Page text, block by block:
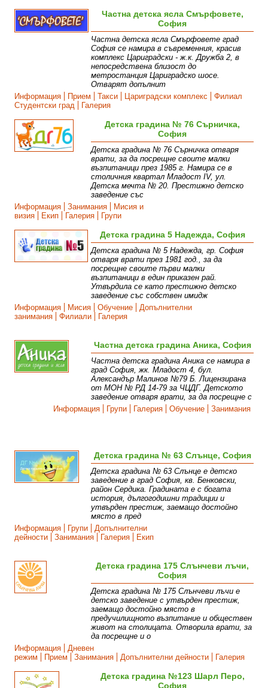
Частна детска ясла Смърфовете,
София
Частна детска ясла Смърфовете град
София се намира в съвременния, красив
комплекс Цариградски - ж.к. Дружба 2, в
непосредствена близост до
метростанция Цариградско шосе.
Отварят допълнит
Информация
Прием Такси Цариградски комплекс
Филиал
Студентски град
Галерия
Детска градина № 76 Сърничка,
София
Детска градина № 76 Сърничка отваря
врати, за да посрещне своите малки
възпитаници през 1985 г. Намира се в
столичния квартал Младост IV, ул.
Детска мечта № 20. Престижно детско
заведение със
Информация
Занимания
Мисия и
визия
Екип Галерия Групи
Детска градина 5 Надежда, София
Детска градина № 5 Надежда, гр. София
отваря врати през 1981 год., за да
посрещне своите първи малки
възпитаници в един приказен рай.
Утвърдила се като престижно детско
заведение със собствен имидж
Информация
Мисия Обучение
Допълнителни
занимания
Филиали Галерия
Частна детска градина Аника, София
Частна детска градина Аника се намира в
град София, жк. Младост 4, бул.
Александър Малинов №79 Б. Лицензирана
от МОН № РД 14-79 за ЧЦДГ. Детското
заведение отваря врати, за да посрещне с
Информация
Групи Галерия Обучение Занимания
Детска градина № 63 Слънце, София
Детска градина № 63 Слънце е детско
заведение в град София, кв. Бенковски,
район Сердика. Градината е с богата
история, дългогодишни традиции и
утвърден престиж, заемащо достойно
място в пред
Информация
Групи
Допълнителни
дейности
Занимания Галерия Екип
Детска градина 175 Слънчеви лъчи,
София
Детска градина № 175 Слънчеви лъчи e
детско заведение с утвърден престиж,
заемащо достойно място в
предучилищното възпитание и обществен
живот на столицата. Отворила врати, за
да посрещне и о
Информация
Дневен
режим
Прием Занимания Допълнителни дейности Галерия
Детска градина №123 Шарл Перо,
София